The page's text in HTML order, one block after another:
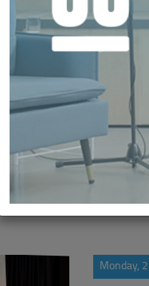
POR
Monday,